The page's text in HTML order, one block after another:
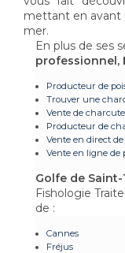
mettant en avant
mer.
En plus de ses
professionnel,
Producteur de
Trouver une
Vente de
Producteur de
Vente en direct
Vente en ligne de
Golfe de
Fishologie
de :
Cannes
Fréjus